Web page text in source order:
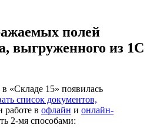
полей
выгруженного из 1С
«Складе 15» появилась
список документов,
работе в офлайн и онлайн-
2-мя способами: